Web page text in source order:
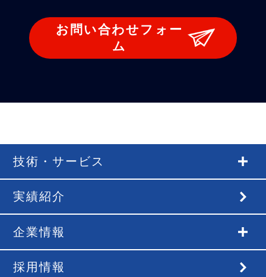
お問い合わせフォー
ム
技術・サービス
実績紹介
企業情報
採用情報